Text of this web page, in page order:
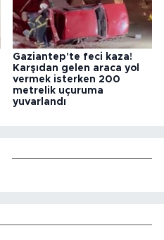
Gaziantep'te feci kaza!
Karşıdan gelen araca yol
vermek isterken 200
metrelik uçuruma
yuvarlandı